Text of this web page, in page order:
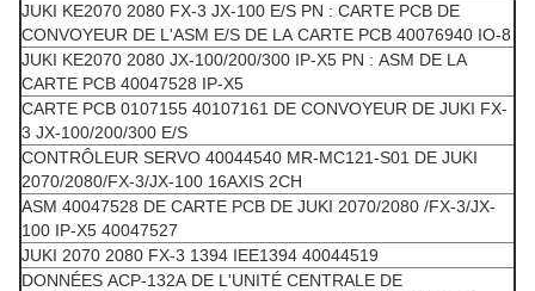
JUKI KE2070 2080 FX-3 JX-100 E/S PN : CARTE PCB DE
CONVOYEUR DE L'ASM E/S DE LA CARTE PCB 40076940 IO-8
JUKI KE2070 2080 JX-100/200/300 IP-X5 PN : ASM DE LA
CARTE PCB 40047528 IP-X5
CARTE PCB 0107155 40107161 DE CONVOYEUR DE JUKI FX-
3 JX-100/200/300 E/S
CONTRÔLEUR SERVO 40044540 MR-MC121-S01 DE JUKI
2070/2080/FX-3/JX-100 16AXIS 2CH
ASM 40047528 DE CARTE PCB DE JUKI 2070/2080 /FX-3/JX-
100 IP-X5 40047527
JUKI 2070 2080 FX-3 1394 IEE1394 40044519
DONNÉES ACP-132A DE L'UNITÉ CENTRALE DE